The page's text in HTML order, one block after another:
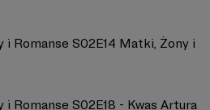
i Romanse S02E14 Matki, Żony i
i Romanse S02E18 - Kwas Artura